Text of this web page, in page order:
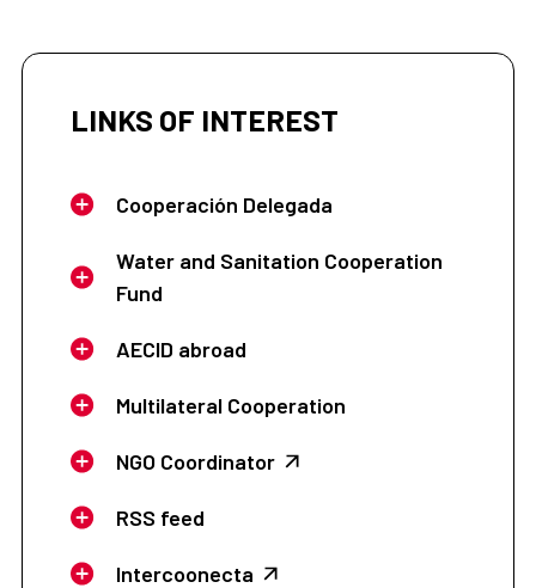
LINKS OF INTEREST
Cooperación Delegada
Water and Sanitation Cooperation
Fund
AECID abroad
Multilateral Cooperation
NGO Coordinator
RSS feed
Intercoonecta